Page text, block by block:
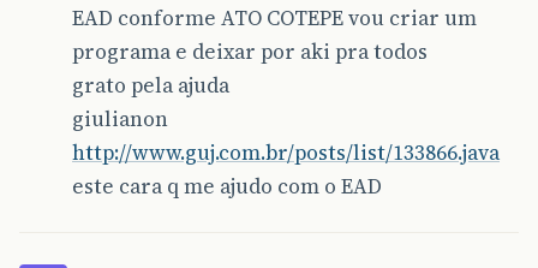
EAD conforme ATO COTEPE vou criar um
programa e deixar por aki pra todos
grato pela ajuda
giulianon
http://www.guj.com.br/posts/list/133866.java
este cara q me ajudo com o EAD